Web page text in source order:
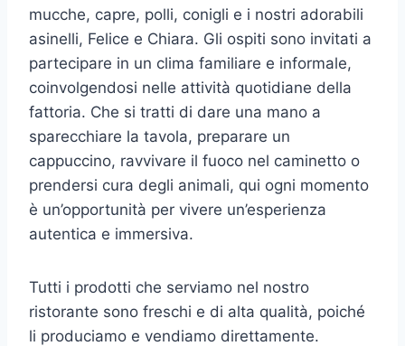
mucche, capre, polli, conigli e i nostri adorabili
asinelli, Felice e Chiara. Gli ospiti sono invitati a
partecipare in un clima familiare e informale,
coinvolgendosi nelle attività quotidiane della
fattoria. Che si tratti di dare una mano a
sparecchiare la tavola, preparare un
cappuccino, ravvivare il fuoco nel caminetto o
prendersi cura degli animali, qui ogni momento
è un’opportunità per vivere un’esperienza
autentica e immersiva.
Tutti i prodotti che serviamo nel nostro
ristorante sono freschi e di alta qualità, poiché
li produciamo e vendiamo direttamente.